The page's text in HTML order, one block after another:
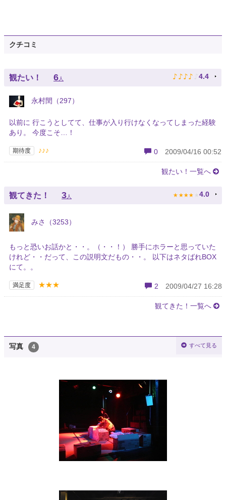
クチコミ
観たい！ 6人 ♪ ♪ ♪ ♪ ♪ 4.4
永村閏（297）
以前に 行こうとしてて、仕事が入り行けなくなってしまった経験
あり。 今度こそ…！
期待度 ♪♪♪ 0 2009/04/16 00:52
観たい！一覧へ
観てきた！ 3 人 ★ ★ ★ ★ ★ 4.0
みさ（3253）
もっと恐いお話かと・・。（・・！） 勝手にホラーと思っていた
けれど・・だって、この説明文だもの・・。 以下はネタばれBOX
にて。。
満足度 ★★★ 2 2009/04/27 16:28
観てきた！一覧へ
写真 4 すべて見る